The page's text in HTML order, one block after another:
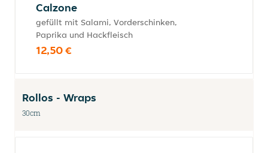
Calzone
gefüllt mit Salami, Vorderschinken,
Paprika und Hackfleisch
12,50 €
Rollos - Wraps
30cm